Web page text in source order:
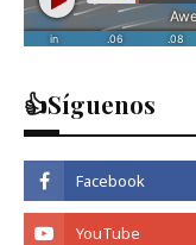
👍Síguenos